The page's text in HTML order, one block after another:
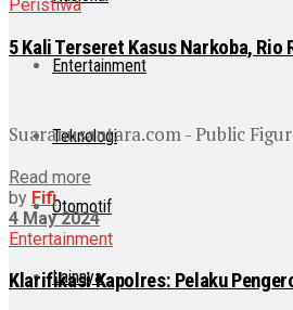
Entertainment
Teknologi
Otomotif
Lainnya
Peristiwa
5 Kali Terseret Kasus Narkoba,
Suaranusantara.com - Public
Read more
by Fifi
4 May 2024
Entertainment
Klarifikasi Kapolres: Pelaku